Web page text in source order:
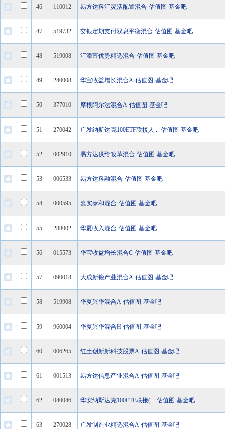
46 110012 易方达科汇灵活配置混合 估值图 基金吧
47 519732 交银定期支付双息平衡混合 估值图 基金吧
48 519008 汇添富优势精选混合 估值图 基金吧
49 240008 华宝收益增长混合A 估值图 基金吧
50 377010 摩根阿尔法混合A 估值图 基金吧
51 270042 广发纳斯达克100ETF联接人... 估值图 基金吧
52 002910 易方达供给改革混合 估值图 基金吧
53 006533 易方达科融混合 估值图 基金吧
54 000595 嘉实泰和混合 估值图 基金吧
55 288002 华夏收入混合 估值图 基金吧
56 015573 华宝收益增长混合C 估值图 基金吧
57 090018 大成新锐产业混合A 估值图 基金吧
58 519908 华夏兴华混合A 估值图 基金吧
59 960004 华夏兴华混合H 估值图 基金吧
60 006265 红土创新新科技股票A 估值图 基金吧
61 001513 易方达信息产业混合A 估值图 基金吧
62 040046 华安纳斯达克100ETF联接(... 估值图 基金吧
63 270028 广发制造业精选混合A 估值图 基金吧